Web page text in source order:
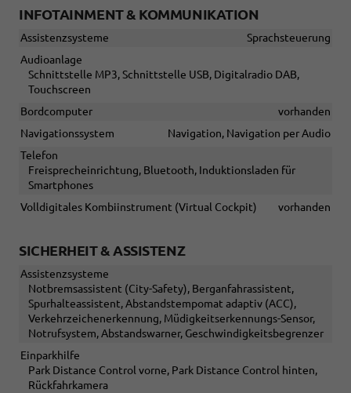
INFOTAINMENT & KOMMUNIKATION
Assistenzsysteme
Sprachsteuerung
Audioanlage
Schnittstelle MP3, Schnittstelle USB, Digitalradio DAB,
Touchscreen
Bordcomputer
vorhanden
Navigationssystem
Navigation, Navigation per Audio
Telefon
Freisprecheinrichtung, Bluetooth, Induktionsladen für
Smartphones
Volldigitales Kombiinstrument (Virtual Cockpit)
vorhanden
SICHERHEIT & ASSISTENZ
Assistenzsysteme
Notbremsassistent (City-Safety), Berganfahrassistent,
Spurhalteassistent, Abstandstempomat adaptiv (ACC),
Verkehrzeichenerkennung, Müdigkeitserkennungs-Sensor,
Notrufsystem, Abstandswarner, Geschwindigkeitsbegrenzer
Einparkhilfe
Park Distance Control vorne, Park Distance Control hinten,
Rückfahrkamera